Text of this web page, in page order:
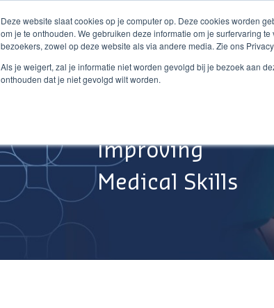
Deze website slaat cookies op je computer op. Deze cookies worden
om je te onthouden. We gebruiken deze informatie om je surfervaring
bezoekers, zowel op deze website als via andere media. Zie ons
Als je weigert, zal je informatie niet worden gevolgd bij je bezoek aan
onthouden dat je niet gevolgd wilt worden.
Improving
Medical Skills